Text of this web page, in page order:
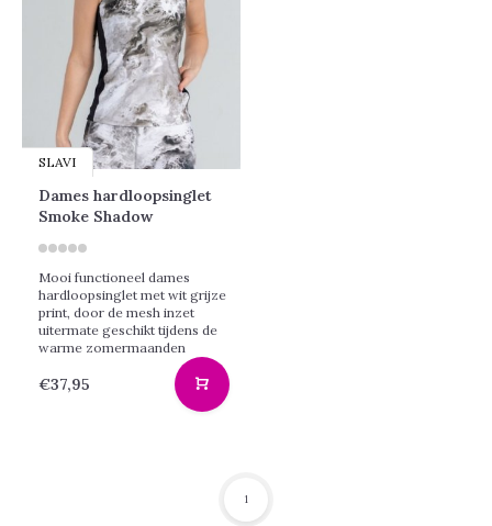
SLAVI
Dames hardloopsinglet
Smoke Shadow
Mooi functioneel dames
hardloopsinglet met wit grijze
print, door de mesh inzet
uitermate geschikt tijdens de
warme zomermaanden
€37,95
1